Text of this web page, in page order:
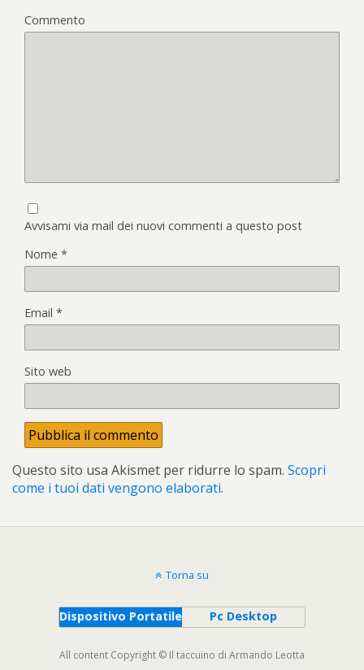
Commento
Avvisami via mail dei nuovi commenti a questo post
Nome *
Email *
Sito web
Questo sito usa Akismet per ridurre lo spam. Scopri
come i tuoi dati vengono elaborati.
Torna su
Dispositivo Portatile Pc Desktop
All content Copyright © Il taccuino di Armando Leotta